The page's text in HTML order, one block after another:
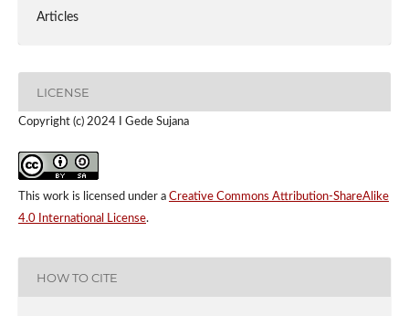
Articles
LICENSE
Copyright (c) 2024 I Gede Sujana
This work is licensed under a Creative Commons Attribution-ShareAlike
4.0 International License.
HOW TO CITE